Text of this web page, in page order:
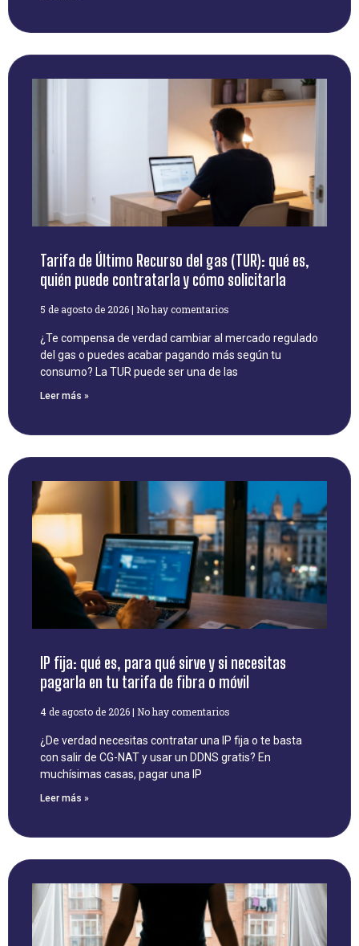
Tarifa de Último Recurso del gas (TUR): qué es,
quién puede contratarla y cómo solicitarla
5 de agosto de 2026 No hay comentarios
¿Te compensa de verdad cambiar al mercado regulado
del gas o puedes acabar pagando más según tu
consumo? La TUR puede ser una de las
Leer más »
IP fija: qué es, para qué sirve y si necesitas
pagarla en tu tarifa de fibra o móvil
4 de agosto de 2026 No hay comentarios
¿De verdad necesitas contratar una IP fija o te basta
con salir de CG-NAT y usar un DDNS gratis? En
muchísimas casas, pagar una IP
Leer más »